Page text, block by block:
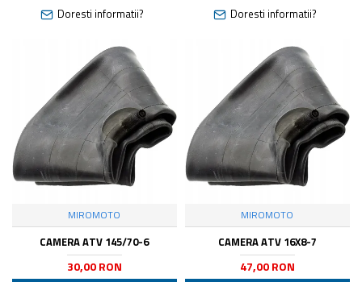
Doresti informatii?
Doresti informatii?
MIROMOTO
CAMERA ATV 145/70-6
30,00 RON
MIROMOTO
CAMERA ATV 16X8-7
47,00 RON